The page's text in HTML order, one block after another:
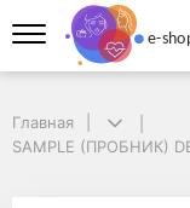
SAMPLE (ПРОБНИК)
Главная
SAMPLE (ПРОБНИК)